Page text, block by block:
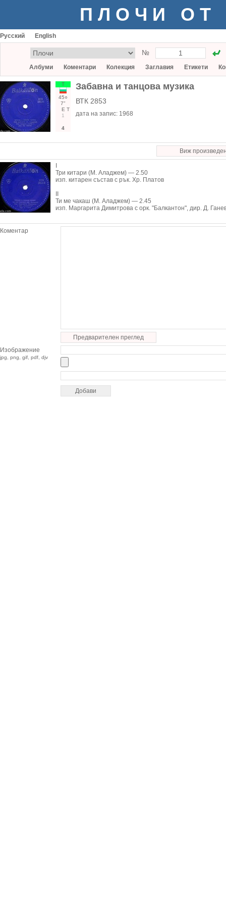
ПЛОЧИ ОТ
Русский English
№
Албуми Коментари Колекция Заглавия Етикети
Т
45○
7"
Е Т
1
4
Забавна и танцова музика
ВТК 2853
дата на запис: 1968
Виж
Три китари (М. Аладжем) — 2.50
изп. китарен състав с рък. Хр. Платов
Ти ме чакаш (М. Аладжем) — 2.45
изп. Маргарита Димитрова с орк. "Балкантон", дир. Д.
Коментар
Предварителен преглед
Изображение
jpg, png, gif, pdf, djv